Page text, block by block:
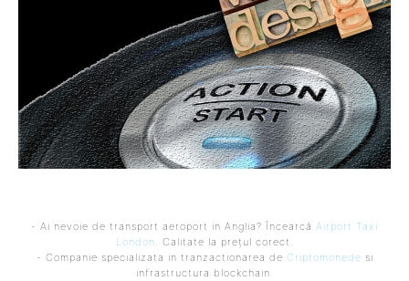
- Ai nevoie de transport aeroport in Anglia? Încearcă Airport Taxi
London. Calitate la prețul corect.
- Companie specializata in tranzactionarea de Criptomonede si
infrastructura blockchain.